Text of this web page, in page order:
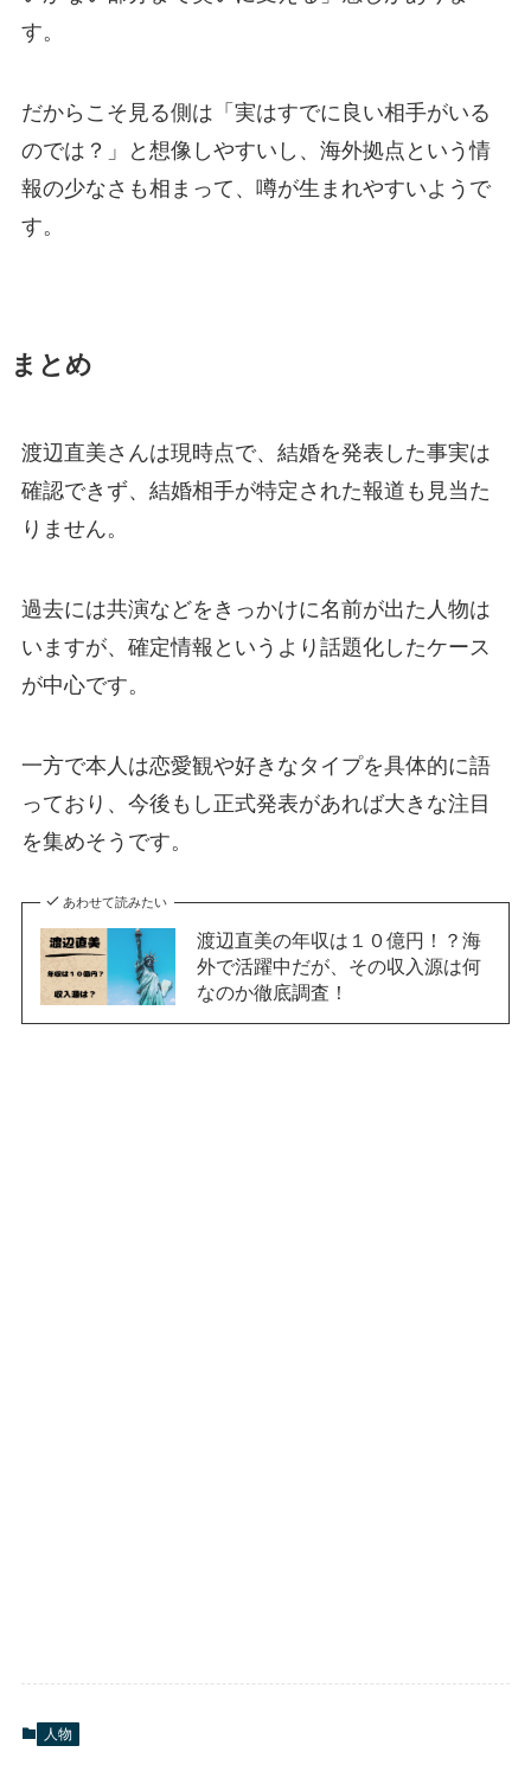
す。
だからこそ見る側は「実はすでに良い相手がいる
のでは？」と想像しやすいし、海外拠点という情
報の少なさも相まって、噂が生まれやすいようで
す。
まとめ
渡辺直美さんは現時点で、結婚を発表した事実は
確認できず、結婚相手が特定された報道も見当た
りません。
過去には共演などをきっかけに名前が出た人物は
いますが、確定情報というより話題化したケース
が中心です。
一方で本人は恋愛観や好きなタイプを具体的に語
っており、今後もし正式発表があれば大きな注目
を集めそうです。
あわせて読みたい
渡辺直美の年収は１０億円！？海
外で活躍中だが、その収入源は何
なのか徹底調査！
人物